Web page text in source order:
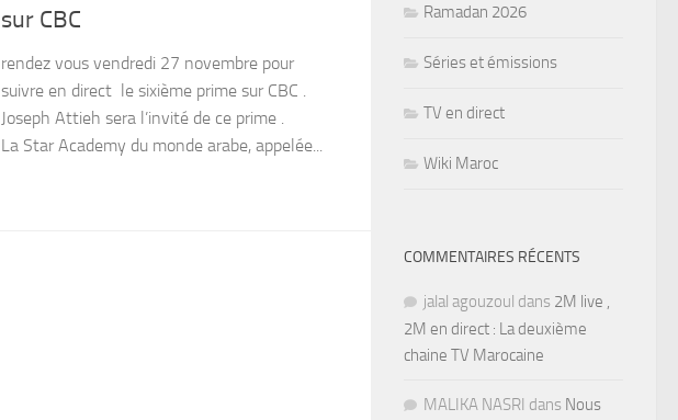
sur CBC
rendez vous vendredi 27 novembre pour
suivre en direct le sixième prime sur CBC .
Joseph Attieh sera l’invité de ce prime .
La Star Academy du monde arabe, appelée...
Ramadan 2026
Séries et émissions
TV en direct
Wiki Maroc
COMMENTAIRES RÉCENTS
jalal agouzoul dans 2M live ,
2M en direct : La deuxième
chaine TV Marocaine
MALIKA NASRI dans Nous